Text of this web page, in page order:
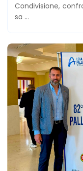
Condivisione,
sa ...